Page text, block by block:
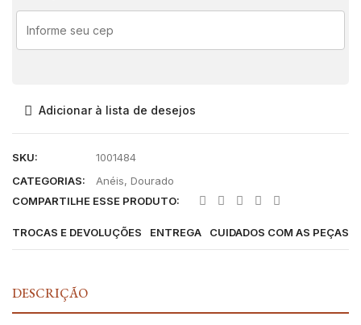
Adicionar à lista de desejos
SKU:
1001484
CATEGORIAS:
Anéis, Dourado
COMPARTILHE ESSE PRODUTO:
TROCAS E DEVOLUÇÕES ENTREGA CUIDADOS COM AS PEÇAS
DESCRIÇÃO